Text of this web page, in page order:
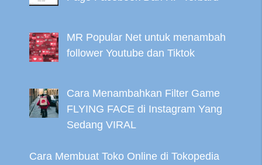
MR Popular Net untuk menambah
follower Youtube dan Tiktok
Cara Menambahkan Filter Game
FLYING FACE di Instagram Yang
Sedang VIRAL
Cara Membuat Toko Online di Tokopedia